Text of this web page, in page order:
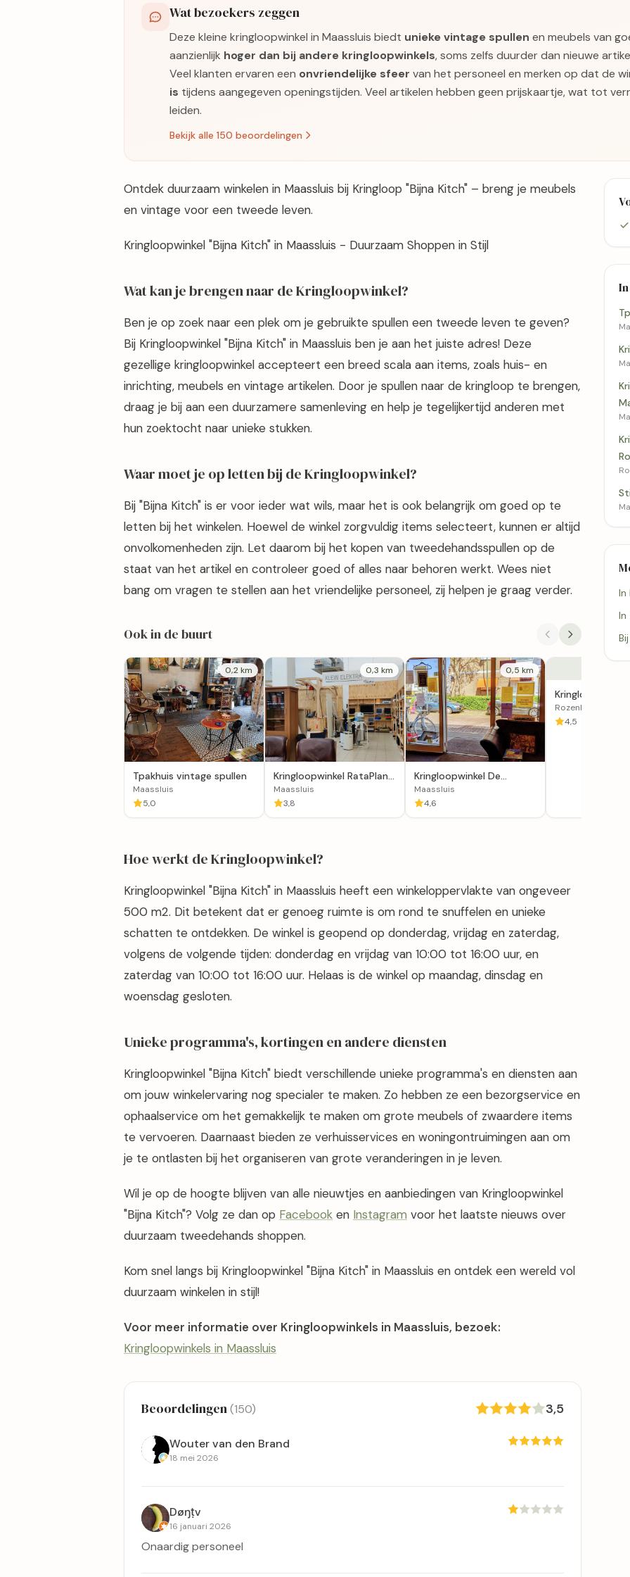
Wat bezoekers zeggen
Deze kleine kringloopwinkel in Maassluis biedt unieke vintage spullen en meubels van
aanzienlijk hoger dan bij andere kringloopwinkels, soms zelfs duurder dan nieuwe
Veel klanten ervaren een onvriendelijke sfeer van het personeel en merken op dat de
is tijdens aangegeven openingstijden. Veel artikelen hebben geen prijskaartje, wat tot
leiden.
Bekijk alle 150 beoordelingen
Ontdek duurzaam winkelen in Maassluis bij Kringloop "Bijna Kitch" – breng je meubels
en vintage voor een tweede leven.
Kringloopwinkel "Bijna Kitch" in Maassluis - Duurzaam Shoppen in Stijl
Wat kan je brengen naar de Kringloopwinkel?
Ben je op zoek naar een plek om je gebruikte spullen een tweede leven te geven?
Bij Kringloopwinkel "Bijna Kitch" in Maassluis ben je aan het juiste adres! Deze
gezellige kringloopwinkel accepteert een breed scala aan items, zoals huis- en
inrichting, meubels en vintage artikelen. Door je spullen naar de kringloop te brengen,
draag je bij aan een duurzamere samenleving en help je tegelijkertijd anderen met
hun zoektocht naar unieke stukken.
Waar moet je op letten bij de Kringloopwinkel?
Bij "Bijna Kitch" is er voor ieder wat wils, maar het is ook belangrijk om goed op te
letten bij het winkelen. Hoewel de winkel zorgvuldig items selecteert, kunnen er altijd
onvolkomenheden zijn. Let daarom bij het kopen van tweedehandsspullen op de
staat van het artikel en controleer goed of alles naar behoren werkt. Wees niet
bang om vragen te stellen aan het vriendelijke personeel, zij helpen je graag verder.
Ook in de buurt
0,2 km
Tpakhuis vintage spullen
Maassluis
5,0
0,3 km
Kringloopwinkel RataPlan
Maassluis
Maassluis
3,8
0,5 km
Kringloopwinkel De
Doorsluizer in Maassluis
Maassluis
4,6
Kringloopwinkel
Kans in
Rozenburg
4,5
Hoe werkt de Kringloopwinkel?
Kringloopwinkel "Bijna Kitch" in Maassluis heeft een winkeloppervlakte van ongeveer
500 m2. Dit betekent dat er genoeg ruimte is om rond te snuffelen en unieke
schatten te ontdekken. De winkel is geopend op donderdag, vrijdag en zaterdag,
volgens de volgende tijden: donderdag en vrijdag van 10:00 tot 16:00 uur, en
zaterdag van 10:00 tot 16:00 uur. Helaas is de winkel op maandag, dinsdag en
woensdag gesloten.
Unieke programma's, kortingen en andere diensten
Kringloopwinkel "Bijna Kitch" biedt verschillende unieke programma's en diensten aan
om jouw winkelervaring nog specialer te maken. Zo hebben ze een bezorgservice en
ophaalservice om het gemakkelijk te maken om grote meubels of zwaardere items
te vervoeren. Daarnaast bieden ze verhuisservices en woningontruimingen aan om
je te ontlasten bij het organiseren van grote veranderingen in je leven.
Wil je op de hoogte blijven van alle nieuwtjes en aanbiedingen van Kringloopwinkel
"Bijna Kitch"? Volg ze dan op Facebook en Instagram voor het laatste nieuws over
duurzaam tweedehands shoppen.
Kom snel langs bij Kringloopwinkel "Bijna Kitch" in Maassluis en ontdek een wereld vol
duurzaam winkelen in stijl!
Voor meer informatie over Kringloopwinkels in Maassluis, bezoek:
Kringloopwinkels in Maassluis
Beoordelingen(150) 3,5
Wouter van den Brand
18 mei 2026
Døŋṭv
16 januari 2026
Onaardig personeel
In
In